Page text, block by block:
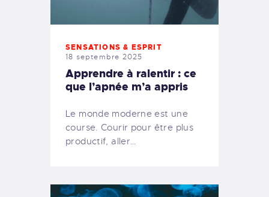
SENSATIONS & ESPRIT
18 septembre 2025
Apprendre à ralentir : ce
que l’apnée m’a appris
Le monde moderne est une
course. Courir pour être plus
productif, aller…